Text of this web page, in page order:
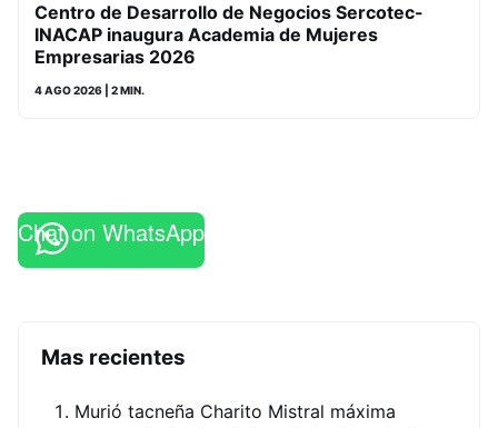
Centro de Desarrollo de Negocios Sercotec-
INACAP inaugura Academia de Mujeres
Empresarias 2026
4 AGO 2026 | 2 MIN.
Chat on WhatsApp
Mas recientes
Murió tacneña Charito Mistral máxima